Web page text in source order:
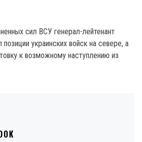
сил ВСУ генерал-лейтенант
украинских войск на севере, а
к возможному наступлению из